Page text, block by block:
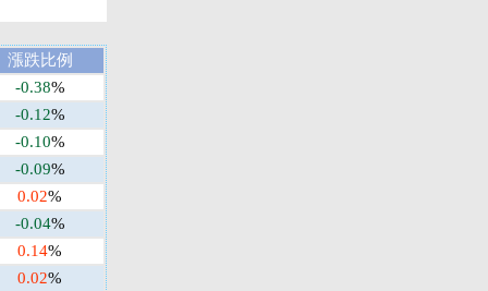
漲跌比例
-0.38%
-0.12%
-0.10%
-0.09%
0.02%
-0.04%
0.14%
0.02%